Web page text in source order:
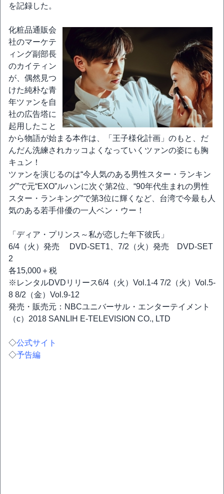
を記録した。
化粧品通販会
社のマーケテ
ィング副部長
のカイティン
が、偶然見つ
けた純朴な青
年ツァンを自
社の広告塔に
起用したこと
から物語が始まる本作は、「王子様化計画」のもと、だ
んだん洗練されカッコよくなっていくツァンの姿にも胸
キュン！
ツァンを演じるのは“今人気のある男性スター・ランキン
グ”で元“EXO”ルハンに次ぐ第2位、“90年代生まれの男性
スター・ランキング”で第3位に輝くなど、台湾で今最も人
気のある若手俳優の一人ベン・ウー！
「ディア・プリンス～私が恋した年下彼氏」
6/4（火）発売 DVD-SET1、7/2（火）発売 DVD-SET
2
各15,000＋税
※レンタルDVDリリース6/4（火）Vol.1-4 7/2（火）Vol.5-
8 8/2（金）Vol.9-12
発売・販売元：NBCユニバーサル・エンターテイメント
（c）2018 SANLIH E-TELEVISION CO., LTD
◇公式サイト
◇予告編